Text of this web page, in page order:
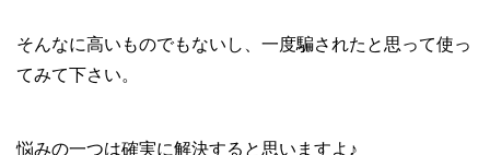
そんなに高いものでもないし、一度騙されたと思って使っ
てみて下さい。
悩みの一つは確実に解決すると思いますよ♪